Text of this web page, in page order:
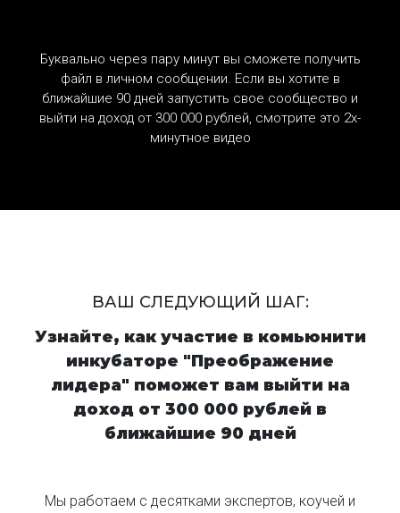
Буквально через пару минут вы сможете получить
файл в личном сообщении. Если вы хотите в
ближайшие 90 дней запустить свое сообщество и
выйти на доход от 300 000 рублей, смотрите это 2х-
минутное видео
ВАШ СЛЕДУЮЩИЙ ШАГ:
Узнайте, как участие в комьюнити
инкубаторе "Преображение
лидера" поможет вам выйти на
доход от 300 000 рублей в
ближайшие 90 дней
Мы работаем с десятками экспертов, коучей и